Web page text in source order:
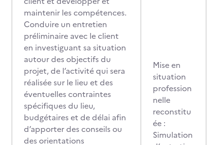
maintenir les compétences.
Conduire un entretien
préliminaire avec le client
en investiguant sa situation
autour des objectifs du
projet, de l’activité qui sera
réalisée sur le lieu et des
éventuelles contraintes
spécifiques du lieu,
budgétaires et de délai afin
d’apporter des conseils ou
des orientations
Mise en
situation
profession
nelle
reconstitu
ée :
Simulation